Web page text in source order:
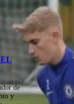
de
y